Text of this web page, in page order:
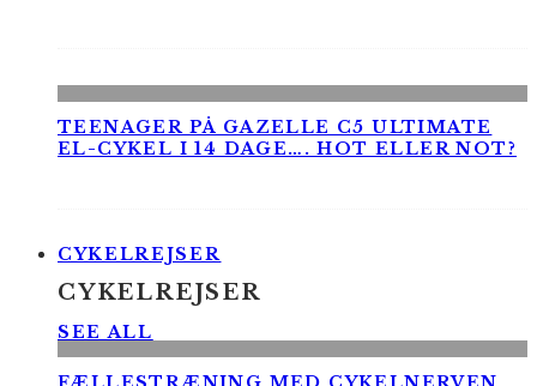
TEENAGER PÅ GAZELLE C5 ULTIMATE
EL-CYKEL I 14 DAGE…. HOT ELLER NOT?
CYKELREJSER
CYKELREJSER
SEE ALL